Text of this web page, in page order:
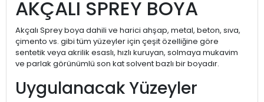
AKÇALI SPREY BOYA
Akçalı Sprey boya dahili ve harici ahşap, metal, beton, sıva,
çimento vs. gibi tüm yüzeyler için çeşit özelliğine göre
sentetik veya akrilik esaslı, hızlı kuruyan, solmaya mukavim
ve parlak görünümlü son kat solvent bazlı bir boyadır.
Uygulanacak Yüzeyler